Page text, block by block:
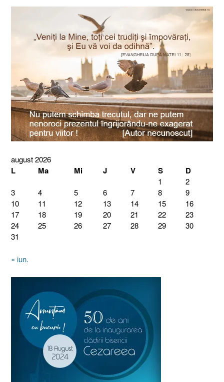
august 2026
L Ma Mi J V S D
1
2
3
4 5 6 7 8
9
10
11 12 13 14 15
16
17
18 19 20 21 22
23
24
25 26 27 28 29
30
31
« iun.